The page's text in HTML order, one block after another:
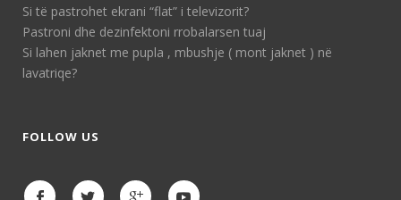
Si të pastrohet ekrani “flat” i televizorit?
Pastroni dhe dezinfektoni rrobalarsen tuaj
Si lahen jaknet me pupla , mbushje ( mont jaknet ) në
lavatriqe?
FOLLOW US